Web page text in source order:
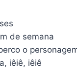
de semana
o
iêiê, iêiê